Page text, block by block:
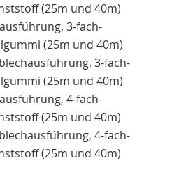
(25m und 40m)
3-fach-
(25m und 40m)
3-fach-
(25m und 40m)
4-fach-
(25m und 40m)
4-fach-
(25m und 40m)